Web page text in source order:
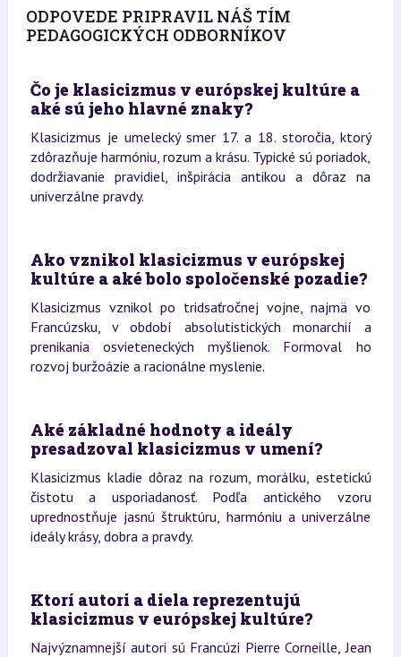
ODPOVEDE PRIPRAVIL NÁŠ TÍM
PEDAGOGICKÝCH ODBORNÍKOV
Čo je klasicizmus v európskej kultúre a
aké sú jeho hlavné znaky?
Klasicizmus je umelecký smer 17. a 18. storočia, ktorý
zdôrazňuje harmóniu, rozum a krásu. Typické sú poriadok,
dodržiavanie pravidiel, inšpirácia antikou a dôraz na
univerzálne pravdy.
Ako vznikol klasicizmus v európskej
kultúre a aké bolo spoločenské pozadie?
Klasicizmus vznikol po tridsaťročnej vojne, najmä vo
Francúzsku, v období absolutistických monarchií a
prenikania osvieteneckých myšlienok. Formoval ho
rozvoj buržoázie a racionálne myslenie.
Aké základné hodnoty a ideály
presadzoval klasicizmus v umení?
Klasicizmus kladie dôraz na rozum, morálku, estetickú
čistotu a usporiadanosť. Podľa antického vzoru
uprednostňuje jasnú štruktúru, harmóniu a univerzálne
ideály krásy, dobra a pravdy.
Ktorí autori a diela reprezentujú
klasicizmus v európskej kultúre?
Najvýznamnejší autori sú Francúzi Pierre Corneille, Jean